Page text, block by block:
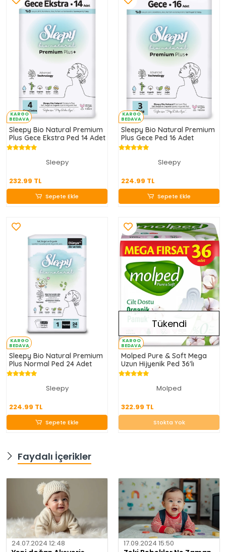
KARGO
BEDAVA
Sleepy Bio Natural Premium
Plus Gece Ekstra Ped 14 Adet
Sleepy
232.99 TL
232.99 TL
Sepete Ekle
KARGO
BEDAVA
Sleepy Bio Natural Premium
Plus Gece Ped 16 Adet
Sleepy
224.99 TL
224.99 TL
Sepete Ekle
KARGO
BEDAVA
Sleepy Bio Natural Premium
Plus Normal Ped 24 Adet
Sleepy
224.99 TL
224.99 TL
Sepete Ekle
KARGO
BEDAVA
Tükendi
Molped Pure & Soft Mega
Uzun Hijyenik Ped 36'lı
Molped
322.99 TL
322.99 TL
Stokta Yok
Faydalı İçerikler
24.07.2024 12:48 17.09.2024 15:50